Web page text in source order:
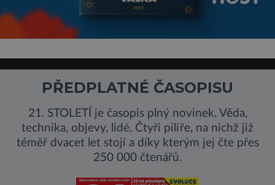
PŘEDPLATNÉ ČASOPISU
21. STOLETÍ je časopis plný novinek. Věda,
technika, objevy, lidé. Čtyři pilíře, na nichž již
téměř dvacet let stojí a díky kterým jej čte přes
250 000 čtenářů.